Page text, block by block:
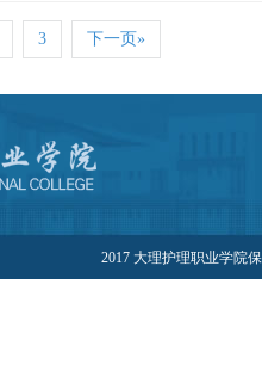
3 下一页»
2017 大理护理职业学院